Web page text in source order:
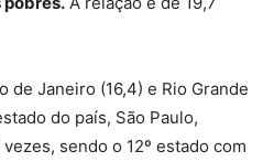
de Janeiro (16,4) e Rio Grande
do país, São Paulo,
sendo o 12º estado com